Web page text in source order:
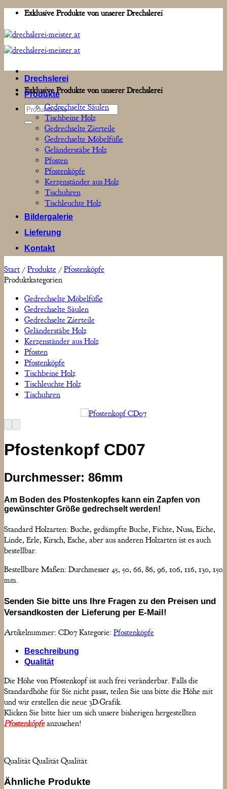
Zum
springen
Exklusive Produkte von unserer Drechslerei
Exklusive Produkte von unserer Drechslerei
Suchen
nach:
Drechslerei
Produkte
Gedrechselte Säulen
Tischbeine Holz
Gedrechselte Zierteile
Gedrechselte Möbelfüße
Geländerstäbe Holz
Pfosten
Pfostenköpfe
Kerzenständer aus Holz
Tischuhren
Tischleuchte Holz
Bildergalerie
Lieferung
Kontakt
Start / Produkte / Pfostenköpfe
Produktkategorien
Gedrechselte Möbelfüße
Gedrechselte Säulen
Gedrechselte Zierteile
Geländerstäbe Holz
Kerzenständer aus Holz
Pfosten
Pfostenköpfe
Tischbeine Holz
Tischleuchte Holz
Tischuhren
Pfostenkopf CD07
Durchmesser: 86mm
Am Boden des Pfostenkopfes kann ein Zapfen von
gewünschter Größe gedrechselt werden!
Standard Holzarten: Buche, gedämpfte Buche, Fichte, Nuss, Eiche,
Linde, Erle, Kirsch, Esche, aber aus anderen Holzarten ist es auch
bestellbar.
Bestellbare Maßen: Durchmesser 45, 50, 66, 86, 96, 106, 116, 130, 150
mm.
Senden Sie bitte uns Ihre Fragen zu den Preisen und
Versandkosten der Lieferung per E-Mail!
Artikelnummer: CD07 Kategorie: Pfostenköpfe
Beschreibung
Qualität
Die Höhe von Pfostenkopf ist auch frei veränderbar. Falls die
Standardhöhe für Sie nicht passt, teilen Sie uns bitte die Höhe mit
und wir erstellen die neue 3D-Grafik.
Klicken Sie bitte hier um sich unsere bisherigen hergestellten
Pfostenköpfeanzusehen!
Qualität Qualität Qualität
Ähnliche Produkte